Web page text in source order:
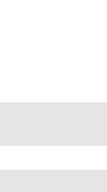
два отделни слоя
система с канал